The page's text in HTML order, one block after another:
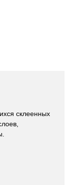
склеенных